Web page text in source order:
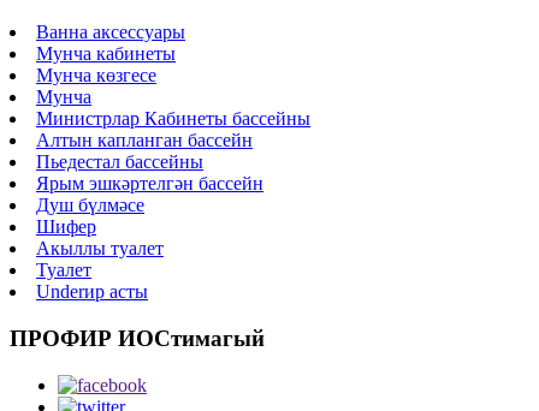
Ванна аксессуары
Мунча кабинеты
Мунча көзгесе
Мунча
Министрлар Кабинеты бассейны
Алтын капланган бассейн
Пьедестал бассейны
Ярым эшкәртелгән бассейн
Душ бүлмәсе
Шифер
Акыллы туалет
Туалет
Underир асты
ПРОФИР ИOCтимагый